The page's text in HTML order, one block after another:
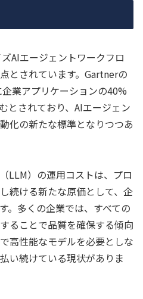
AIエージェントワークフロ
とされています。Gartnerの
業アプリケーションの40%
とされており、AIエージェン
化の新たな標準となりつつあ
LLM）の運用コストは、プロ
続ける新たな原価として、企
。多くの企業では、すべての
ることで品質を確保する傾向
高性能なモデルを必要としな
い続けている現状がありま